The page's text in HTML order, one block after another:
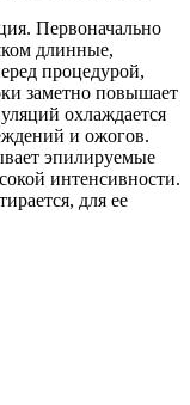
Первоначально
длинные,
процедурой,
заметно повышает
охлаждается
и ожогов.
эпилируемые
интенсивности.
для ее